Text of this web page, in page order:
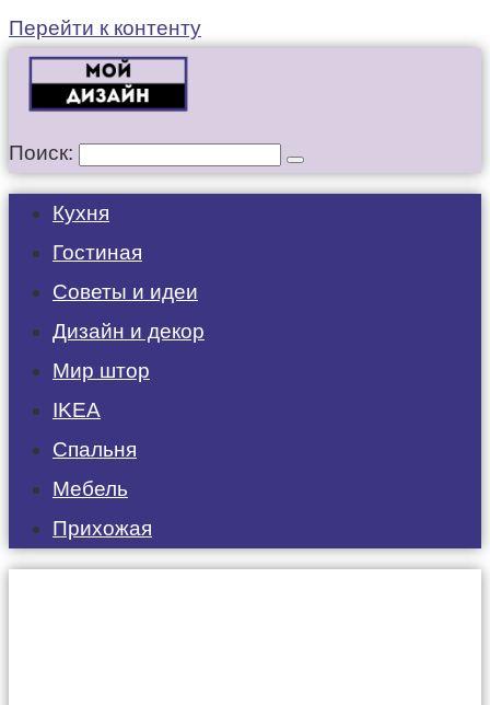
Перейти к контенту
Поиск:
Кухня
Гостиная
Советы и идеи
Дизайн и декор
Мир штор
IKEA
Спальня
Мебель
Прихожая